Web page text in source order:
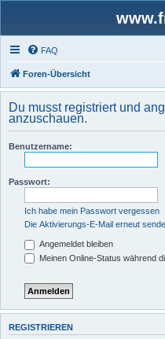
FAQ
Foren-Übersicht
Du musst registriert und
anzuschauen.
Benutzername:
Passwort:
Ich habe mein Passwort vergessen
Die Aktivierungs-E-Mail erneut
Angemeldet bleiben
Meinen Online-Status während
REGISTRIEREN